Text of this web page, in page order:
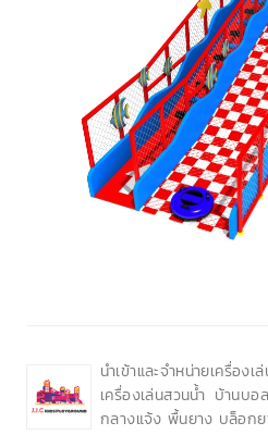
นำเข้าและจำหน่ายเครื่อง
เครื่องเล่นสวนน้ำ บ้านบ
กลางแจ้ง พื้นยาง บล็อก